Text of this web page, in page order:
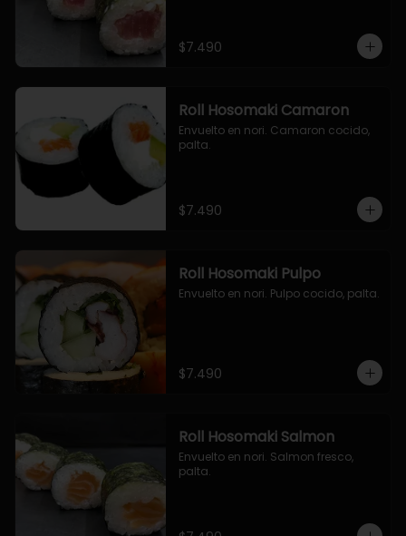
$7.490
Roll Hosomaki Camaron
Envuelto en nori. Camaron cocido,
palta.
$7.490
Roll Hosomaki Pulpo
Envuelto en nori. Pulpo cocido, palta.
$7.490
Roll Hosomaki Salmon
Envuelto en nori. Salmon fresco,
palta.